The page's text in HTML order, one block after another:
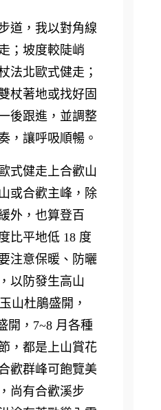
道，我以對角線
；坡度較陡峭
法北歐式健走；
杖著地或找好固
後跟進，並調整
，讓呼吸順暢。
式健走上合歡山
或合歡主峰，除
外，也算登百
比平地低 18 度
注意保暖、防曬
以防發生高山
山杜鵑盛開，
開，7~8 月各種
，都是上山賞花
歡群峰可飽覽美
尚有合歡溪步